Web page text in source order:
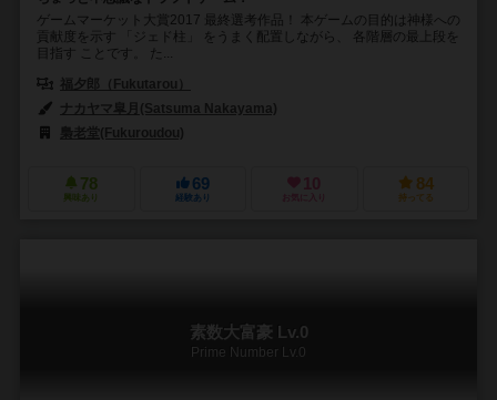
ゲームマーケット大賞2017 最終選考作品！ 本ゲームの目的は神様への
貢献度を示す 「ジェド柱」 をうまく配置しながら、 各階層の最上段を
目指す ことです。 た...
福夕郎（Fukutarou）
ナカヤマ皐月(Satsuma Nakayama)
梟老堂(Fukuroudou)
78
興味あり
69
経験あり
10
お気に入り
84
持ってる
素数大富豪 Lv.0
Prime Number Lv.0